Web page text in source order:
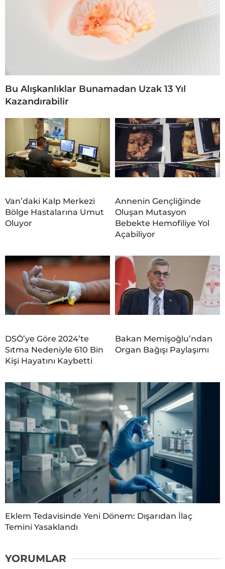
Bu Alışkanlıklar Bunamadan Uzak 13 Yıl
Kazandırabilir
Van’daki Kalp Merkezi
Bölge Hastalarına Umut
Oluyor
Annenin Gençliğinde
Oluşan Mutasyon
Bebekte Hemofiliye Yol
Açabiliyor
DSÖ’ye Göre 2024’te
Sıtma Nedeniyle 610 Bin
Kişi Hayatını Kaybetti
Bakan Memişoğlu’ndan
Organ Bağışı Paylaşımı
Eklem Tedavisinde Yeni Dönem: Dışarıdan İlaç
Temini Yasaklandı
YORUMLAR